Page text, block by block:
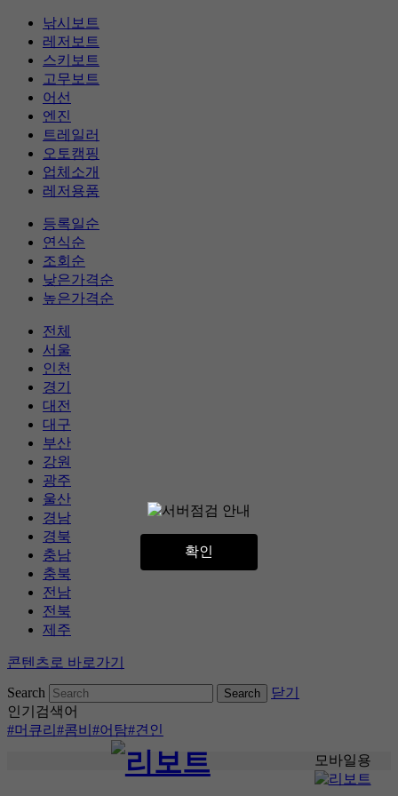
확인
낚시보트
레저보트
스키보트
고무보트
어선
엔진
트레일러
오토캠핑
업체소개
레저용품
등록일순
연식순
조회순
낮은가격순
높은가격순
전체
서울
인천
경기
대전
대구
부산
강원
광주
울산
경남
경북
충남
충북
전남
전북
제주
콘텐츠로 바로가기
Search
닫기
인기검색어
#머큐리 #콤비 #어탐#견인
모바일용